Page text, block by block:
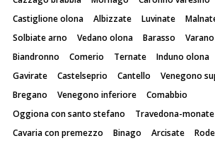
Castiglione olona
Albizzate Luvinate
Solbiate arno
Vedano olona Barasso
Biandronno
Comerio Ternate Induno olona
Gavirate
Castelseprio Cantello Venegono
Bregano
Venegono inferiore
Comabbio
Oggiona con santo stefano
Travedona-monate
Cavaria con premezzo
Binago Arcisate